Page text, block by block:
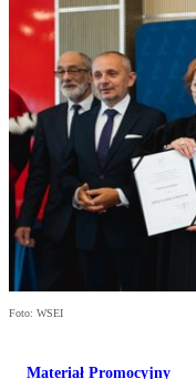
Foto: WSEI
Materiał Promocyjny